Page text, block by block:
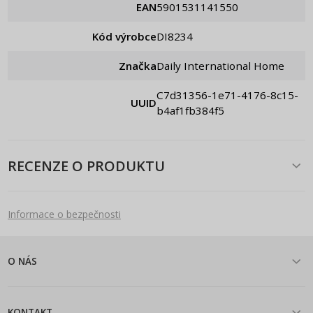
EAN 5901531141550
Kód výrobce DI8234
Značka Daily International Home
UUID
c7d31356-1e71-4176-8c15-
b4af1fb384f5
RECENZE O PRODUKTU
Informace o bezpečnosti
O NÁS